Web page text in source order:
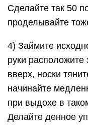
Сделайте так 50
проделывайте
4) Займите
руки расположите
вверх, носки
начинайте
при выдохе в
Делайте денное